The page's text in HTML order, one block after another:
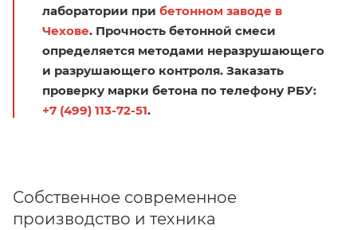
лаборатории при бетонном заводе в
Чехове. Прочность бетонной смеси
определяется методами неразрушающего
и разрушающего контроля. Заказать
проверку марки бетона по телефону РБУ:
+7 (499) 113-72-51.
Собственное современное
производство и техника